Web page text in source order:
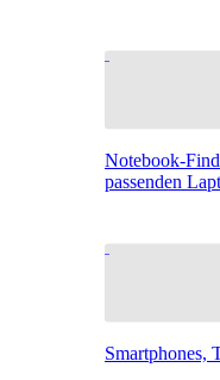
Notebook-
passenden
Smartphones,